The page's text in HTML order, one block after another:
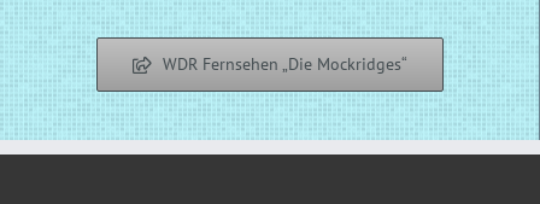
Luke Mockridge
WDR Fernsehen „Die Mockridges“